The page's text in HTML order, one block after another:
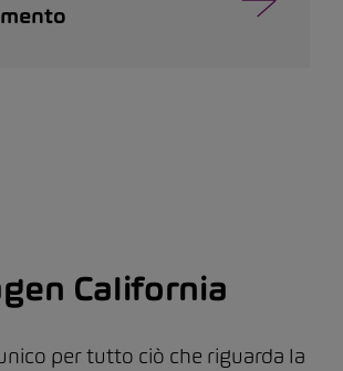
California
per tutto ciò che riguarda la